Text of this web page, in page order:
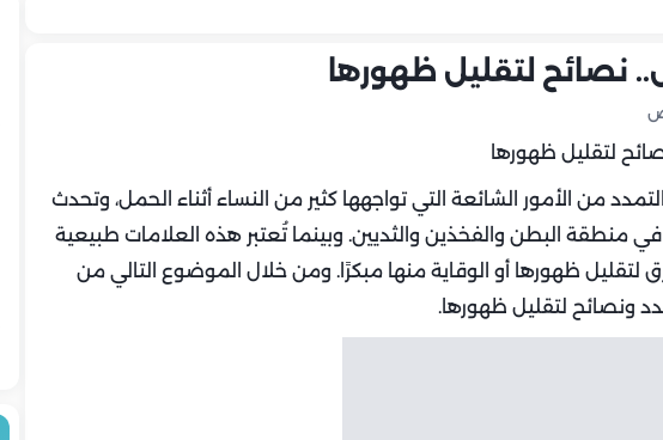
نصائح لتقليل ظهورها
من الأمور الشائعة التي تواجهها كثير من النساء أثناء الحمل، وتحدث
منطقة البطن والفخذين والثديين. وبينما تُعتبر هذه العلامات طبيعية
لتقليل ظهورها أو الوقاية منها مبكرًا. ومن خلال الموضوع التالي من
ونصائح لتقليل ظهورها.